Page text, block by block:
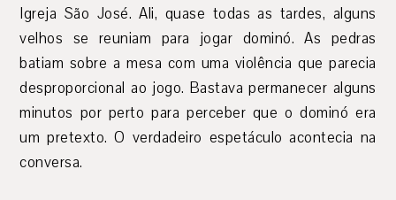
Igreja São José. Ali, quase todas as tardes, alguns
velhos se reuniam para jogar dominó. As pedras
batiam sobre a mesa com uma violência que parecia
desproporcional ao jogo. Bastava permanecer alguns
minutos por perto para perceber que o dominó era
um pretexto. O verdadeiro espetáculo acontecia na
conversa.